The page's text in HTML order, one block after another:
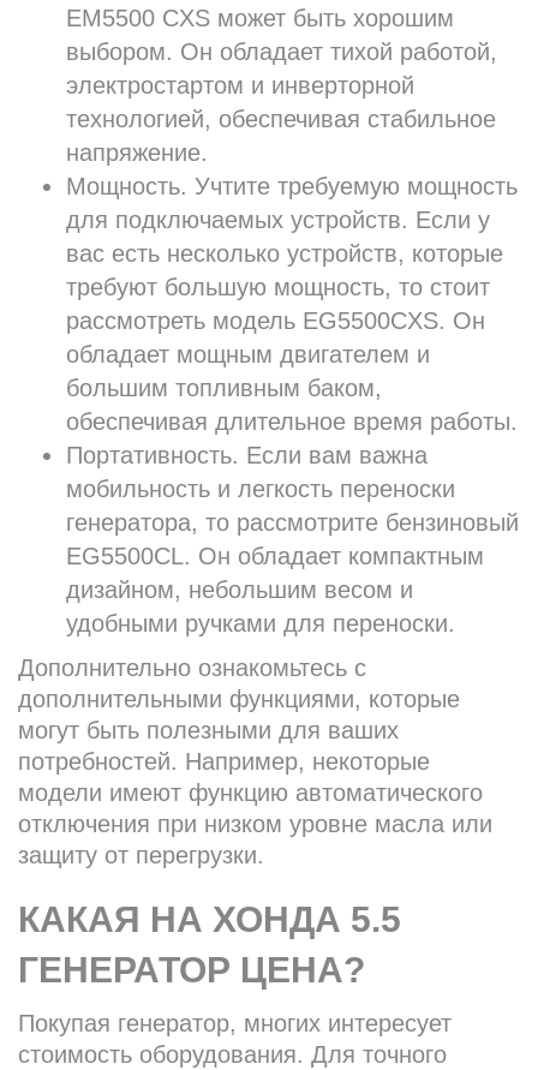
EM5500 CXS может быть хорошим
выбором. Он обладает тихой работой,
электростартом и инверторной
технологией, обеспечивая стабильное
напряжение.
Мощность. Учтите требуемую мощность
для подключаемых устройств. Если у
вас есть несколько устройств, которые
требуют большую мощность, то стоит
рассмотреть модель EG5500CXS. Он
обладает мощным двигателем и
большим топливным баком,
обеспечивая длительное время работы.
Портативность. Если вам важна
мобильность и легкость переноски
генератора, то рассмотрите бензиновый
EG5500CL. Он обладает компактным
дизайном, небольшим весом и
удобными ручками для переноски.
Дополнительно ознакомьтесь с
дополнительными функциями, которые
могут быть полезными для ваших
потребностей. Например, некоторые
модели имеют функцию автоматического
отключения при низком уровне масла или
защиту от перегрузки.
КАКАЯ НА ХОНДА 5.5
ГЕНЕРАТОР ЦЕНА?
Покупая генератор, многих интересует
стоимость оборудования. Для точного